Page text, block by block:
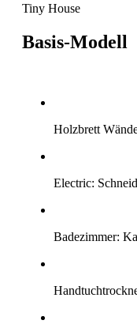
Tiny House
Basis-Modell
Holzbrett
Electric:
Badezimmer: